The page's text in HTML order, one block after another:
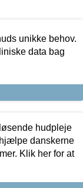
unikke behov.
data bag
hudpleje
danskerne
Klik her for at